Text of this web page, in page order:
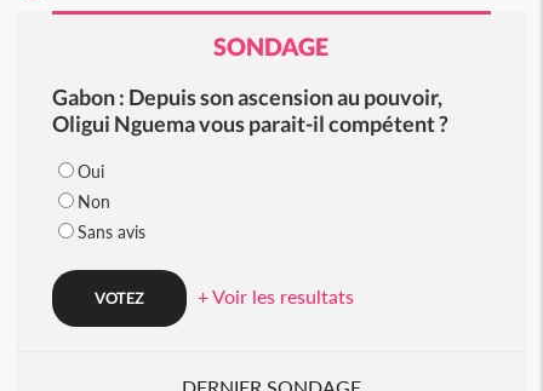
SONDAGE
Gabon : Depuis son ascension au pouvoir,
Oligui Nguema vous parait-il compétent ?
Oui
Non
Sans avis
+ Voir les resultats